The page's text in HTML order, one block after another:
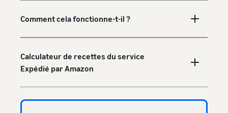
Comment cela fonctionne-t-il ?
Calculateur de recettes du service
Expédié par Amazon